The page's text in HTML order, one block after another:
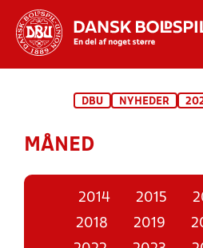
STILLINGER,
DBU NYHEDER
MÅNED
2014 2015
2018
2019